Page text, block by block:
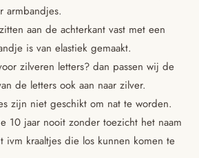
armbandjes.
aan de achterkant vast met een
is van elastiek gemaakt.
zilveren letters? dan passen wij de
de letters ook aan naar zilver.
zijn niet geschikt om nat te worden.
10 jaar nooit zonder toezicht het naam
ivm kraaltjes die los kunnen komen te